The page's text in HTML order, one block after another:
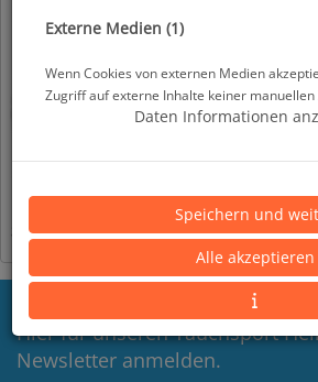
Shearwater Swift GPS
Sender – Luftintegration mit
Info:
Hier für unseren Tauchsport
Newsletter anmelden.
Externe Medien (1)
Wenn Cookies von externen Medien
Zugriff auf externe Inhalte keiner
Daten Informationen
Speichern und
Alle akzeptieren